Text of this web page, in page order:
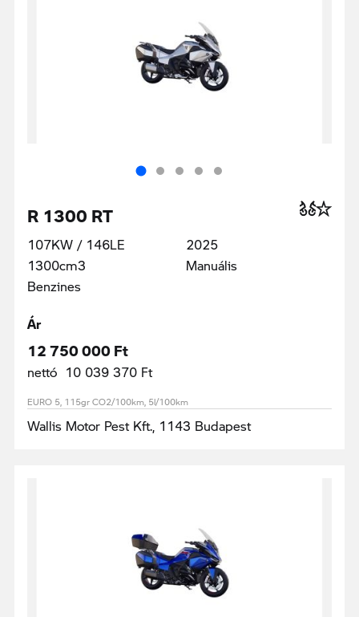
R 1300 RT
107KW / 146LE
1300cm3
Benzines
2025
Manuális
Ár
12 750 000 Ft
nettó 10 039 370 Ft
EURO 5, 115gr CO2/100km, 5l/100km
Wallis Motor Pest Kft., 1143 Budapest